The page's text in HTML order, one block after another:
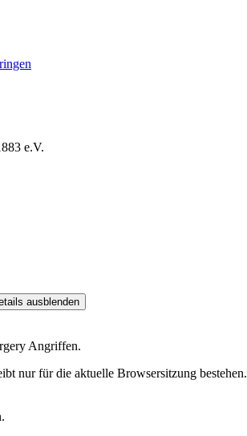
e.V.
ausblenden
Angriffen.
nur für die aktuelle Browsersitzung bestehen.